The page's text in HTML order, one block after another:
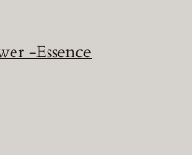
-Essence